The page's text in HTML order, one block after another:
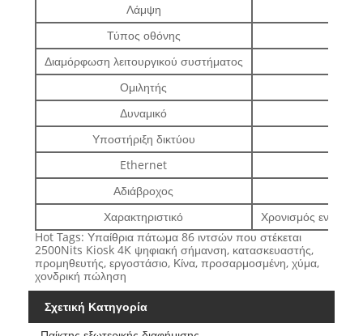
Λάμψη
Τύπος οθόνης
Διαμόρφωση λειτουργικού συστήματος
Ομιλητής
Δυναμικό
Υποστήριξη δικτύου
Ethernet
Αδιάβροχος
Χαρακτηριστικό
Χρονισμός
Hot Tags: Υπαίθρια πάτωμα 86 ιντσών που στέκεται
2500Nits Kiosk 4K ψηφιακή σήμανση, κατασκευαστής,
προμηθευτής, εργοστάσιο, Κίνα, προσαρμοσμένη, χύμα,
χονδρική πώληση
Σχετική Κατηγορία